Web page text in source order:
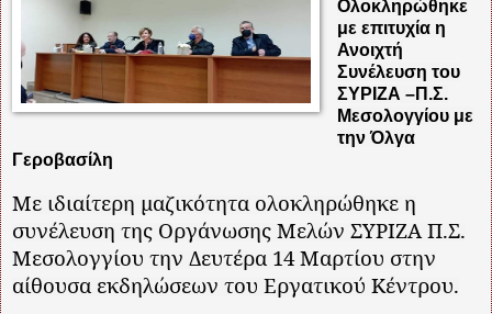
Ολοκληρώθηκε
με επιτυχία η
Ανοιχτή
Συνέλευση του
ΣΥΡΙΖΑ –Π.Σ.
Μεσολογγίου με
την Όλγα
Γεροβασίλη
Με ιδιαίτερη μαζικότητα ολοκληρώθηκε η
συνέλευση της Οργάνωσης Μελών ΣΥΡΙΖΑ Π.Σ.
Μεσολογγίου την Δευτέρα 14 Μαρτίου στην
αίθουσα εκδηλώσεων του Εργατικού Κέντρου.